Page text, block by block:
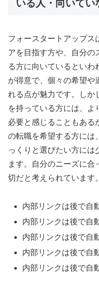
いる人・向いてい
フォースタートアップス
アを目指す方や、自分の
る方に向いているといわ
が得意で、個々の希望や
れる点が魅力です。しか
を持っている方には、よ
必要と感じることもある
の転職を希望する方には
っくりと選びたい方には
ます。自分のニーズに
切だと考えられています。
内部リンクは後で自
内部リンクは後で自
内部リンクは後で自
内部リンクは後で自
内部リンクは後で自